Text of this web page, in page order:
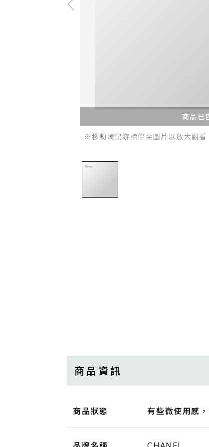
商品已
※移動滑鼠游標停至圖片以放大觀看
商品資訊
商品狀態 有些微使用感